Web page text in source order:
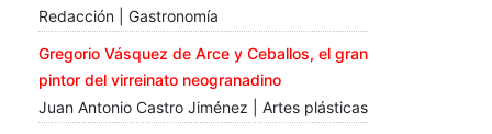
Redacción | Gastronomía
Gregorio Vásquez de Arce y Ceballos, el gran
pintor del virreinato neogranadino
Juan Antonio Castro Jiménez | Artes plásticas